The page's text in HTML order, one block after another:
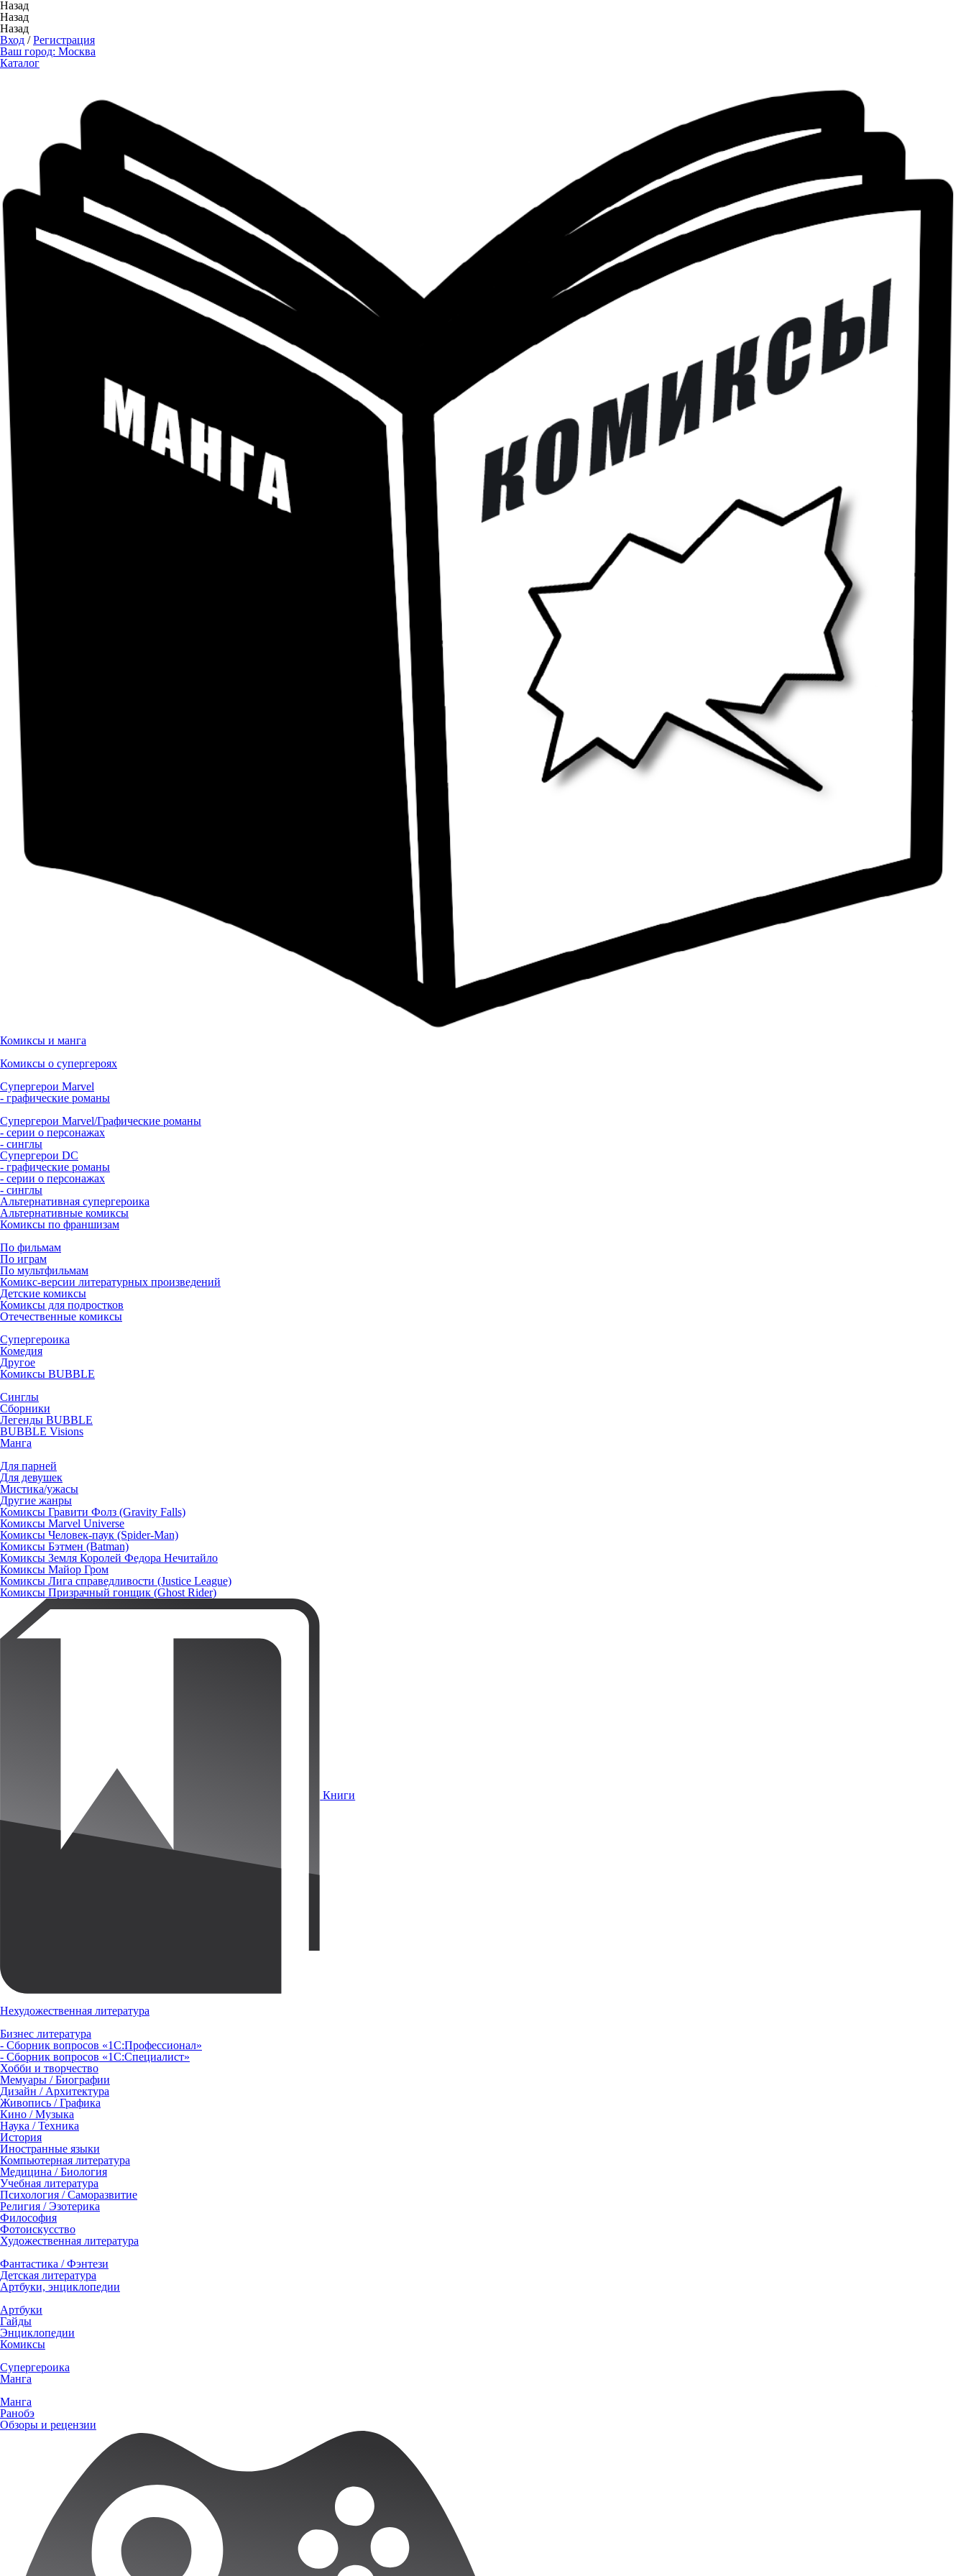
Назад
Назад
Назад
Вход /Регистрация
Ваш город: Москва
Каталог
Комиксы и манга
Комиксы о супергероях
Супергерои Marvel
- графические романы
Супергерои Marvel/Графические романы
- серии о персонажах
- синглы
Супергерои DC
- графические романы
- серии о персонажах
- синглы
Альтернативная супергероика
Альтернативные комиксы
Комиксы по франшизам
По фильмам
По играм
По мультфильмам
Комикс-версии литературных произведений
Детские комиксы
Комиксы для подростков
Отечественные комиксы
Супергероика
Комедия
Другое
Комиксы BUBBLE
Синглы
Сборники
Легенды BUBBLE
BUBBLE Visions
Манга
Для парней
Для девушек
Мистика/ужасы
Другие жанры
Комиксы Гравити Фолз (Gravity Falls)
Комиксы Marvel Universe
Комиксы Человек-паук (Spider-Man)
Комиксы Бэтмен (Batman)
Комиксы Земля Королей Федора Нечитайло
Комиксы Майор Гром
Комиксы Лига справедливости (Justice League)
Комиксы Призрачный гонщик (Ghost Rider)
Книги
Нехудожественная литература
Бизнес литература
- Сборник вопросов «1С:Профессионал»
- Сборник вопросов «1С:Специалист»
Хобби и творчество
Мемуары / Биографии
Дизайн / Архитектура
Живопись / Графика
Кино / Музыка
Наука / Техника
История
Иностранные языки
Компьютерная литература
Медицина / Биология
Учебная литература
Психология / Саморазвитие
Религия / Эзотерика
Философия
Фотоискусство
Художественная литература
Фантастика / Фэнтези
Детская литература
Артбуки, энциклопедии
Артбуки
Гайды
Энциклопедии
Комиксы
Супергероика
Манга
Манга
Ранобэ
Обзоры и рецензии